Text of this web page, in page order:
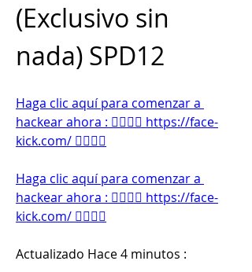
(Exclusivo sin
nada) SPD12
Haga clic aquí para comenzar a
hackear ahora : 👉🏻👉🏻 https://face-
kick.com/ 👈🏻👈🏻
Haga clic aquí para comenzar a
hackear ahora : 👉🏻👉🏻 https://face-
kick.com/ 👈🏻👈🏻
Actualizado Hace 4 minutos :